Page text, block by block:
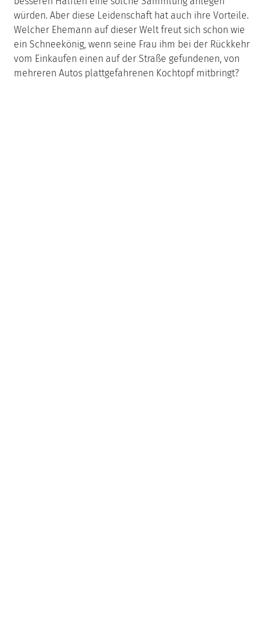
würden. Aber diese Leidenschaft hat auch ihre Vorteile.
Welcher Ehemann auf dieser Welt freut sich schon wie
ein Schneekönig, wenn seine Frau ihm bei der Rückkehr
vom Einkaufen einen auf der Straße gefundenen, von
mehreren Autos plattgefahrenen Kochtopf mitbringt?